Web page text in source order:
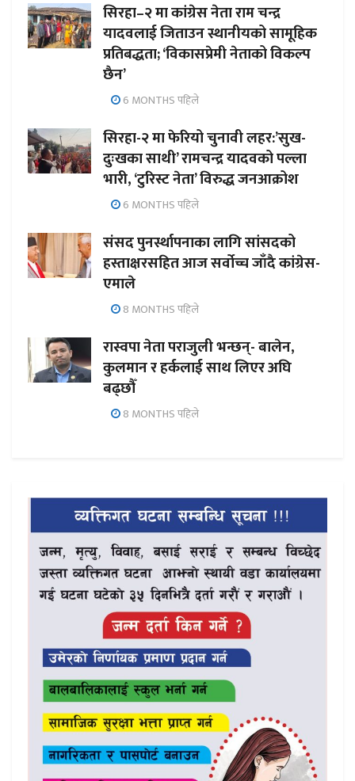
सिरहा–२ मा कांग्रेस नेता राम चन्द्र
यादवलाई जिताउन स्थानीयको सामूहिक
प्रतिबद्धता; ‘विकासप्रेमी नेताको विकल्प
छैन’
6 MONTHS पहिले
सिरहा-२ मा फेरियो चुनावी लहर:’सुख-
दुःखका साथी’ रामचन्द्र यादवको पल्ला
भारी, ‘टुरिस्ट नेता’ विरुद्ध जनआक्रोश
6 MONTHS पहिले
संसद पुनर्स्थापनाका लागि सांसदको
हस्ताक्षरसहित आज सर्वोच्च जाँदै कांग्रेस-
एमाले
8 MONTHS पहिले
रास्वपा नेता पराजुली भन्छन्- बालेन,
कुलमान र हर्कलाई साथ लिएर अघि
बढ्छौँ
8 MONTHS पहिले